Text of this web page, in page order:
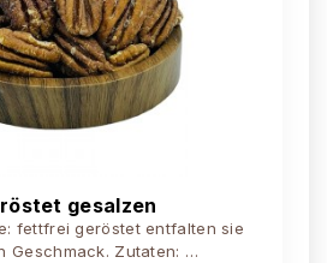
gesalzen
fettfrei geröstet entfalten sie
Zutaten: